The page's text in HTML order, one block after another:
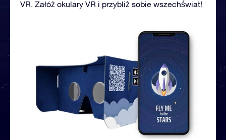
VR. Załóż okulary VR i przybliż sobie wszechświat!